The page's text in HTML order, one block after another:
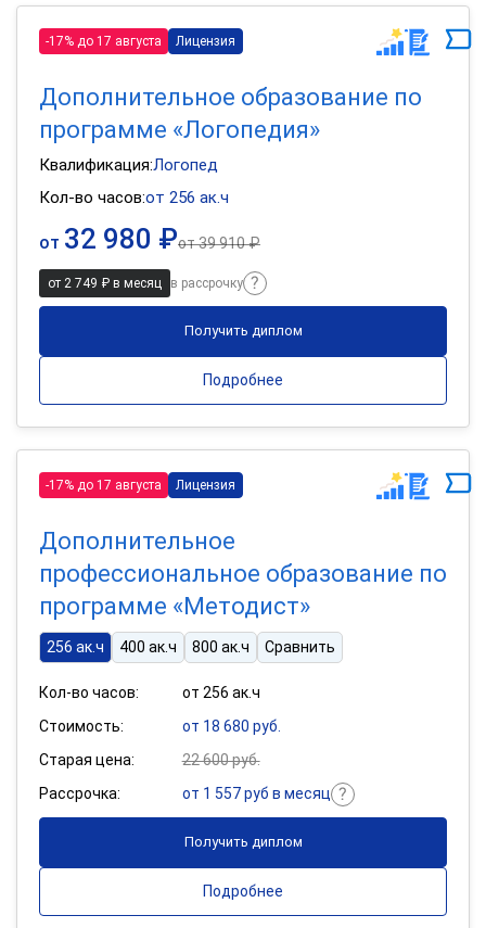
-17% до 17 августа Лицензия
Дополнительное образование по
программе «Логопедия»
Квалификация:Логопед
Кол-во часов:от 256 ак.ч
от 32 980 ₽от39 910 ₽
от 2 749 ₽ в месяц в рассрочку
Получить диплом
Подробнее
-17% до 17 августа Лицензия
Дополнительное
профессиональное образование по
программе «Методист»
256 ак.ч 400 ак.ч 800 ак.ч Сравнить
Кол-во часов:
от 256 ак.ч
Стоимость:
от 18 680 руб.
Старая цена:
22 600 руб.
Рассрочка:
от 1 557 руб в месяц
Получить диплом
Подробнее